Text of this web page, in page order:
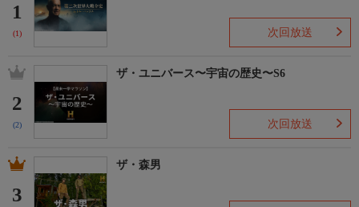
1
(1) 次回放送
2
(2)
ザ・ユニバース〜宇宙の歴史〜S6
次回放送
3
ザ・森男